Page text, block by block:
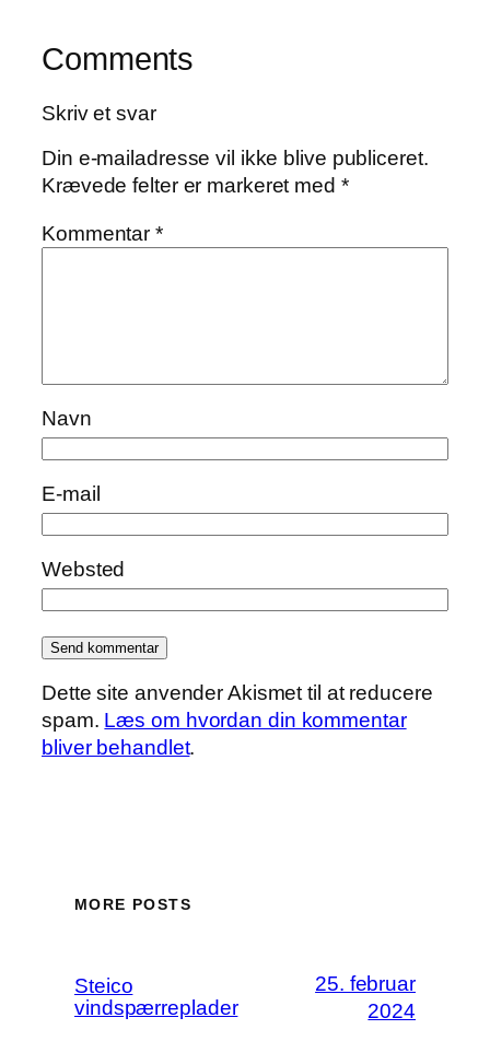
Comments
Skriv et svar
Din e-mailadresse vil ikke blive publiceret.
Krævede felter er markeret med *
Kommentar*
Navn
E-mail
Websted
Dette site anvender Akismet til at reducere
spam. Læs om hvordan din kommentar
bliver behandlet.
MORE POSTS
Steico
vindspærreplader
25. februar
2024